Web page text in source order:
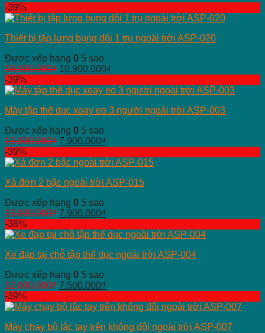
-39%
Thiết bị tập lưng bụng đôi 1 trụ ngoài trời ASP-020
Được xếp hạng 0 5 sao
18.000.000₫ 10.900.000₫
-39%
Máy tập thể dục xoay eo 3 người ngoài trời ASP-003
Được xếp hạng 0 5 sao
13.000.000₫ 7.900.000₫
-39%
Xà đơn 2 bậc ngoài trời ASP-015
Được xếp hạng 0 5 sao
13.000.000₫ 7.900.000₫
-38%
Xe đạp tại chỗ tập thể dục ngoài trời ASP-004
Được xếp hạng 0 5 sao
12.000.000₫ 7.500.000₫
-39%
Máy chạy bộ lắc tay trên không đôi ngoài trời ASP-007